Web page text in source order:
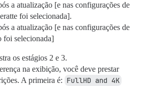
a atualização [e nas configurações de
foi selecionada].
a atualização [e nas configurações de
foi selecionada]
os estágios 2 e 3.
na exibição, você deve prestar
A primeira é: FullHD and 4K